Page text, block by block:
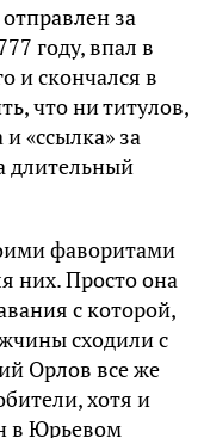
за
году, впал в
и скончался в
что ни титулов,
«ссылка» за
длительный
фаворитами
них. Просто она
с которой,
сходили с
Орлов все же
хотя и
в Юрьевом